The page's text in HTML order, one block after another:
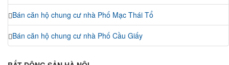
Bán căn hộ chung cư nhà Phố Mạc Thái Tổ
Bán căn hộ chung cư nhà Phố Cầu Giấy